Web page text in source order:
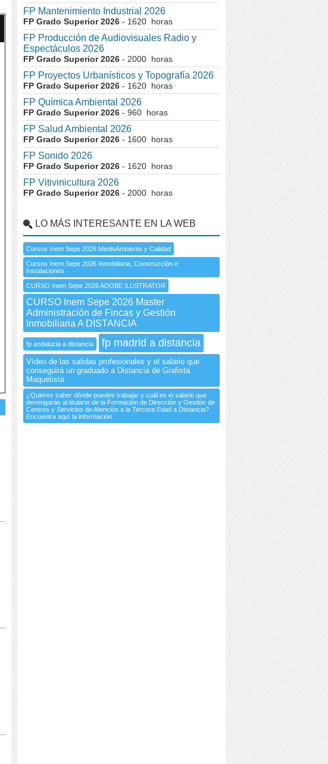
FP Mantenimiento Industrial 2026
FP Grado Superior 2026 - 1620 horas
FP Producción de Audiovisuales Radio y
Espectáculos 2026
FP Grado Superior 2026 - 2000 horas
FP Proyectos Urbanísticos y Topografía 2026
FP Grado Superior 2026 - 1620 horas
FP Química Ambiental 2026
FP Grado Superior 2026 - 960 horas
FP Salud Ambiental 2026
FP Grado Superior 2026 - 1600 horas
FP Sonido 2026
FP Grado Superior 2026 - 1620 horas
FP Vitivinicultura 2026
FP Grado Superior 2026 - 2000 horas
LO MÁS INTERESANTE EN LA WEB
Cursos Inem Sepe 2026 MedioAmbiente y Calidad
Cursos Inem Sepe 2026 Inmobiliaria, Construcción e
Instalaciones
CURSO Inem Sepe 2026 ADOBE ILUSTRATOR
CURSO Inem Sepe 2026 Master
Administración de Fincas y Gestión
Inmobiliaria A DISTANCIA
fp andalucia a distancia fp madrid a distancia
Vídeo de las salidas profesionales y el salario que
conseguirá un graduado a Distancia de Grafista
Maquetista
¿Quieres saber dónde puedes trabajar y cuál es el salario que
devengarás al titularte de la Formación de Dirección y Gestión de
Centros y Servicios de Atención a la Tercera Edad a Distancia?
Encuentra aquí la información